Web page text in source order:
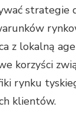
strategie
z lokalną
korzyści
rynku
klientów.